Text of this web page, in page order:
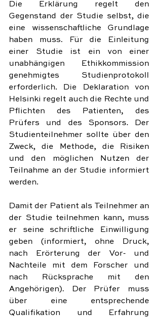
Die Erklärung regelt den
Gegenstand der Studie selbst, die
eine wissenschaftliche Grundlage
haben muss. Für die Einleitung
einer Studie ist ein von einer
unabhängigen Ethikkommission
genehmigtes Studienprotokoll
erforderlich. Die Deklaration von
Helsinki regelt auch die Rechte und
Pflichten des Patienten, des
Prüfers und des Sponsors. Der
Studienteilnehmer sollte über den
Zweck, die Methode, die Risiken
und den möglichen Nutzen der
Teilnahme an der Studie informiert
werden.
Damit der Patient als Teilnehmer an
der Studie teilnehmen kann, muss
er seine schriftliche Einwilligung
geben (informiert, ohne Druck,
nach Erörterung der Vor- und
Nachteile mit dem Forscher und
nach Rücksprache mit den
Angehörigen). Der Prüfer muss
über eine entsprechende
Qualifikation und Erfahrung